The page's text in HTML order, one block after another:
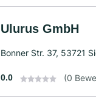
Ulurus GmbH
Bonner Str. 37, 53721
0.0 (0